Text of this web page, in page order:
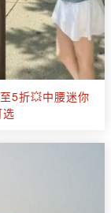
5折💥中腰迷你